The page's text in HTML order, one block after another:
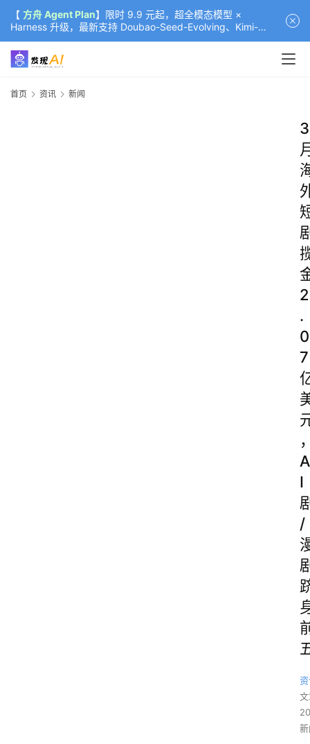
【 方舟 Agent Plan】限时 9.9 元起，超全模态模型 ×
Harness 升级，最新支持 Doubao-Seed-Evolving、Kimi-
K3（部分）、GLM-5.2
首页 资讯 新闻
3
2
.
0
7
A
I
/